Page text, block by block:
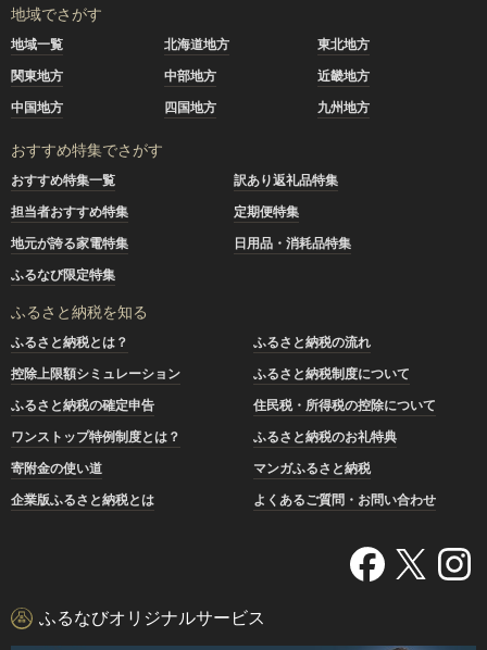
地域でさがす
地域一覧 北海道地方
東北地方
関東地方
中部地方
近畿地方
中国地方
四国地方 九州地方
おすすめ特集でさがす
おすすめ特集一覧
訳あり返礼品特集
担当者おすすめ特集
定期便特集
地元が誇る家電特集
日用品・消耗品特集
ふるなび限定特集
ふるさと納税を知る
ふるさと納税とは？
ふるさと納税の流れ
控除上限額シミュレーション
ふるさと納税制度について
ふるさと納税の確定申告
住民税・所得税の控除について
ワンストップ特例制度とは？
ふるさと納税のお礼特典
寄附金の使い道
マンガふるさと納税
企業版ふるさと納税とは
よくあるご質問・お問い合わせ
ふるなびオリジナルサービス